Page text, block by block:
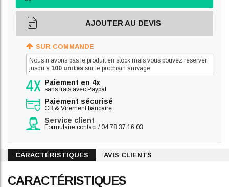
AJOUTER AU DEVIS
SUR COMMANDE
Nous n'avons pas le produit en stock mais vous pouvez réserver
jusqu'à 100 unités sur le prochain arrivage.
Paiement en 4x
sans frais avec Paypal
Paiement sécurisé
CB & Virement bancaire
Service client
Formulaire contact/04.78.37.16.03
CARACTÉRISTIQUES AVIS CLIENTS
CARACTÉRISTIQUES